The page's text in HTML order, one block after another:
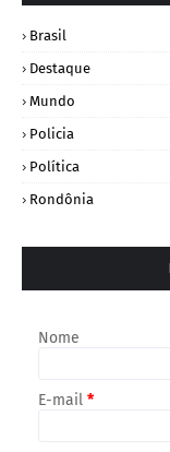
Brasil
Destaque
Mundo
Policia
Política
Rondônia
Nome
E-mail *